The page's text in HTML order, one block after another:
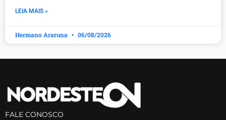
LEIA MAIS »
Hermano Araruna 06/08/2026
FALE CONOSCO